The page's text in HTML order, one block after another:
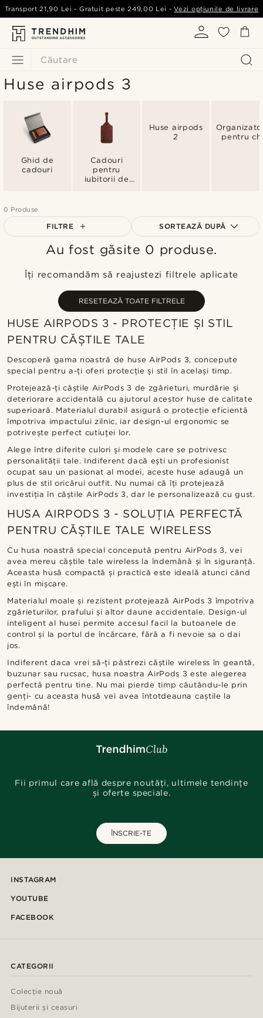
Căutare
Transport 21,90 Lei - Gratuit peste249,00 Lei -Vezi opțiunile de livrare
Huse airpods 3
Ghid de
cadouri
Cadouri
pentru
iubitorii de
Huse airpods
2
pentru
0 Produse
FILTRE SORTEAZĂ DUPĂ
Cele mai populare
Preț descrescător
Au fost găsite 0 produse.
Îți recomandăm să reajustezi filtrele aplicate
RESETEAZĂ TOATE FILTRELE
HUSE AIRPODS 3 - PROTECȚIE ȘI STIL
PENTRU CĂȘTILE TALE
Descoperă gama noastră de huse AirPods 3, concepute
special pentru a-ți oferi protecție și stil în același timp.
Protejează-ți căștile AirPods 3 de zgârieturi, murdărie și
deteriorare accidentală cu ajutorul acestor huse de calitate
superioară. Materialul durabil asigură o protecție eficientă
împotriva impactului zilnic, iar design-ul ergonomic se
potrivește perfect cutiuței lor.
Alege între diferite culori și modele care se potrivesc
personalității tale. Indiferent dacă ești un profesionist
ocupat sau un pasionat al modei, aceste huse adaugă un
plus de stil oricărui outfit. Nu numai că îți protejează
investiția în căștile AirPods 3, dar le personalizează cu gust.
HUSA AIRPODS 3 - SOLUȚIA PERFECTĂ
PENTRU CĂȘTILE TALE WIRELESS
Cu husa noastră special concepută pentru AirPods 3, vei
avea mereu căștile tale wireless la îndemână și în siguranță.
Aceasta husă compactă și practică este ideală atunci când
ești în mișcare.
Materialul moale și rezistent protejează AirPods 3 împotriva
zgârieturilor, prafului și altor daune accidentale. Design-ul
inteligent al husei permite accesul facil la butoanele de
control și la portul de încărcare, fără a fi nevoie sa o dai
jos.
Indiferent daca vrei să-ți păstrezi căștile wireless în geantă,
buzunar sau rucsac, husa noastra AirPods 3 este alegerea
perfectă pentru tine. Nu mai pierde timp căutându-le prin
genți- cu aceasta husă vei avea întotdeauna caștile la
îndemână!
Fii primul care află despre noutăți, ultimele tendințe
și oferte speciale.
ÎNSCRIE-TE
INSTAGRAM
YOUTUBE
FACEBOOK
CATEGORII
Colecție nouă
Bijuterii și ceasuri